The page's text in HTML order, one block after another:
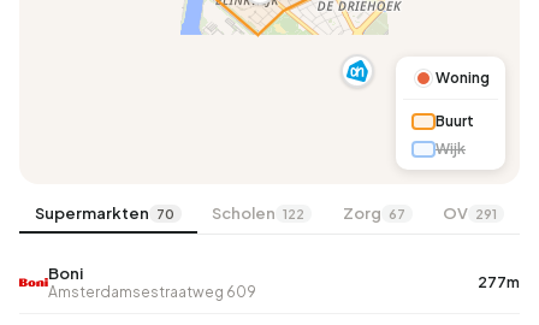
Woning
Buurt
Wijk
Supermarkten 70 Scholen 122 Zorg 67 OV 291
Boni
Amsterdamsestraatweg 609
277m